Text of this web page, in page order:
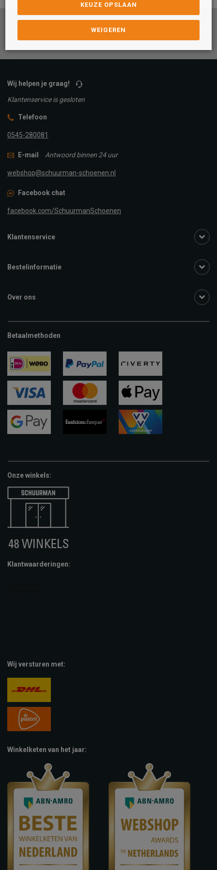
FacebookInstagram
Wij helpen je graag!
Klantenservice is gesloten
Telefoon
0545-280081
E-mail Antwoord binnen 24 uur
webshop@schuurman-schoenen.nl
Facebook chat
facebook.com/SchuurmanSchoenen
Klantenservice
Bestelinformatie
Over ons
Betaalmethoden
ideal paypal riverty
visa
apple-
pay
Onze winkels:
Klantwaarderingen:
Wij versturen met:
Winkelketen van het jaar:
KEUZE OPSLAAN
WEIGEREN